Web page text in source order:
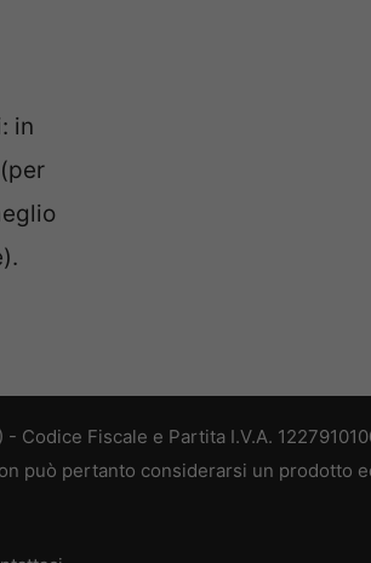
in
Codice Fiscale e Partita I.V.A.
può pertanto considerarsi un prodotto